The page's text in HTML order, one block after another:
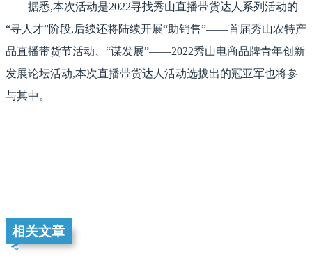
据悉,本次活动是2022寻找秀山直播带货达人系列活动的
“寻人才”阶段,后续还将陆续开展“助销售”——首届秀山农特产
品直播带货节活动、“谋发展”——2022秀山电商品牌青年创新
发展论坛活动,本次直播带货达人活动选拔出的冠亚军也将参
与其中。
相关文章